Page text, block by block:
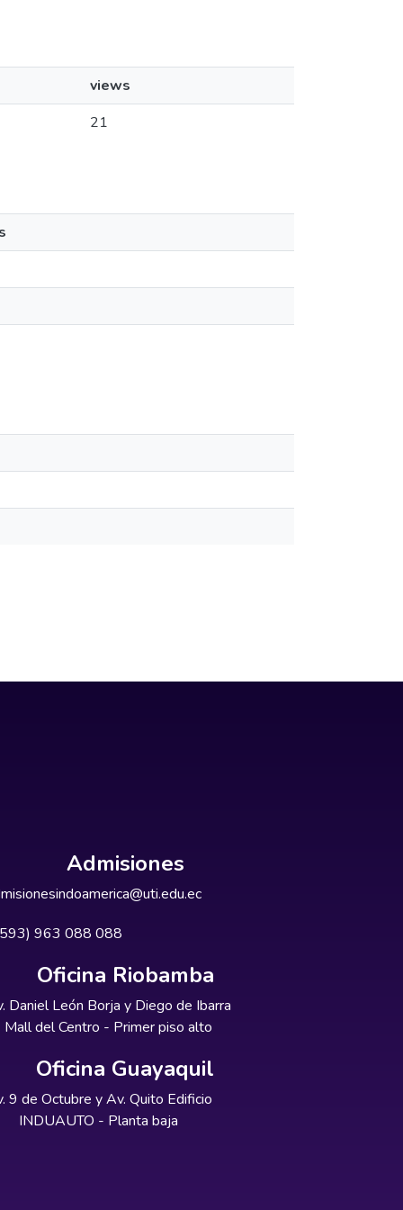
views
21
Admisiones
963 088 088
Oficina Riobamba
Daniel León Borja y Diego de Ibarra
Mall del Centro - Primer piso alto
Oficina Guayaquil
9 de Octubre y Av. Quito Edificio
INDUAUTO - Planta baja